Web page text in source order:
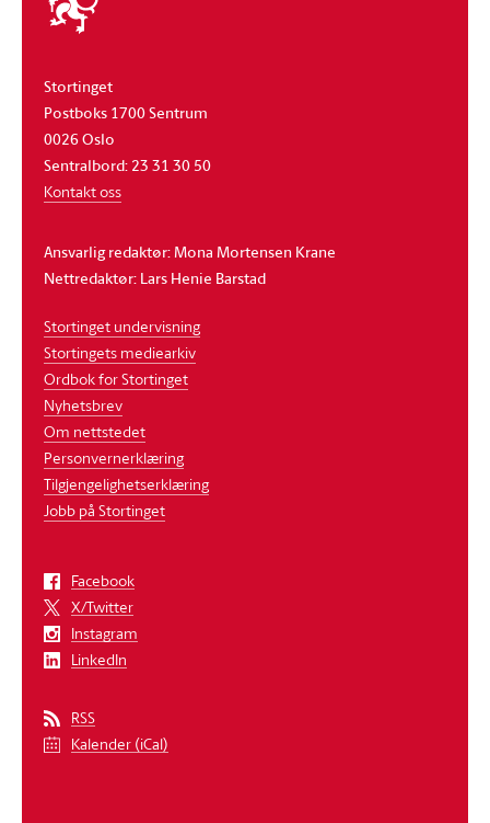
stortinget
Stortinget
Postboks 1700 Sentrum
0026 Oslo
Sentralbord: 23 31 30 50
Kontakt oss
Ansvarlig redaktør: Mona Mortensen Krane
Nettredaktør: Lars Henie Barstad
Stortinget undervisning
Stortingets mediearkiv
Ordbok for Stortinget
Nyhetsbrev
Om nettstedet
Personvernerklæring
Tilgjengelighetserklæring
Jobb på Stortinget
Facebook
X/Twitter
Instagram
LinkedIn
RSS
Kalender (iCal)